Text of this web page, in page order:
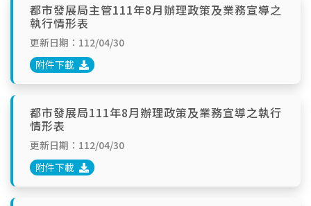
都市發展局主管111年8月辦理政策及業務宣導之
執行情形表
更新日期：112/04/30
附件下載
都市發展局111年8月辦理政策及業務宣導之執行
情形表
更新日期：112/04/30
附件下載